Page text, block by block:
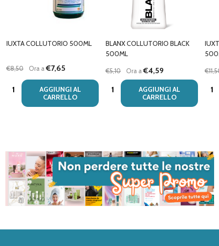
IUXTA COLLUTORIO 500ML
€8,50 Ora a€7,65
Quantità:
AGGIUNGI AL
CARRELLO
BLANX COLLUTORIO BLACK
500ML
€5,10 Ora a€4,59
Quantità:
AGGIUNGI AL
CARRELLO